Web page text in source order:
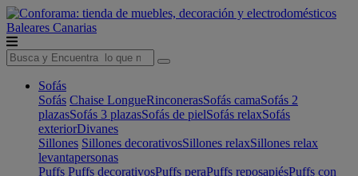
Baleares Canarias
Sofás
Sofás Chaise LongueRinconerasSofás camaSofás 2
plazasSofás 3 plazasSofás de pielSofás relaxSofás
exteriorDivanes
Sillones Sillones decorativosSillones relaxSillones relax
levantapersonas
Puffs Puffs decorativosPuffs peraPuffs reposapiésPuffs con